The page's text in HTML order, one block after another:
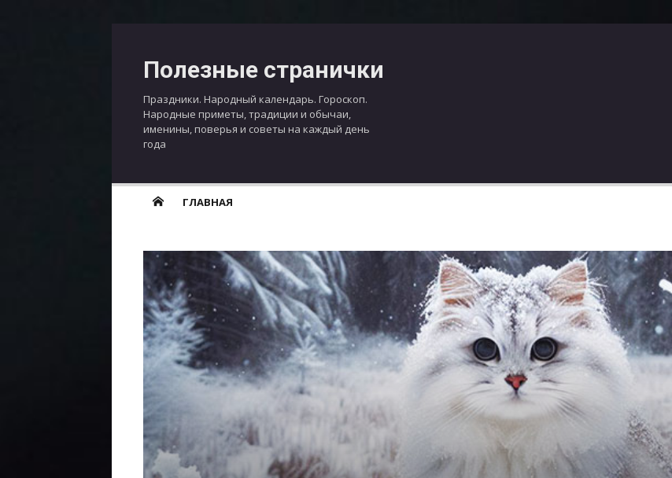
Полезные странички
Праздники. Народный календарь. Гороскоп.
Народные приметы, традиции и обычаи,
именины, поверья и советы на каждый день
года
ГЛАВНАЯ